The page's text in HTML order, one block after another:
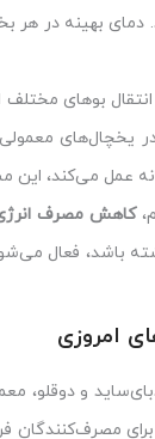
دمای بهینه
بوهای
عمل می‌کند، این
کاهش مصرف
باشد، فعال
امروزی
برای